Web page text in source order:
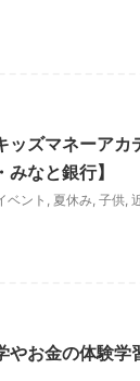
ッズマネーア
なと銀行】
ベント , 夏休み, 子供,
お金の体験学